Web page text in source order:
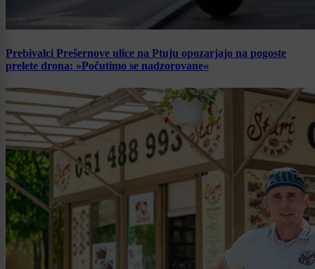
Prebivalci Prešernove ulice na Ptuju opozarjajo na pogoste
prelete drona: »Počutimo se nadzorovane«